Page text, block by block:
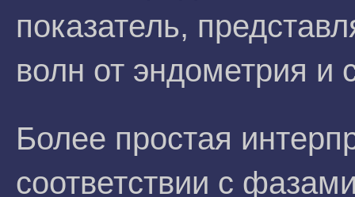
показатель,
волн от эндометрия и
Более простая
соответствии с